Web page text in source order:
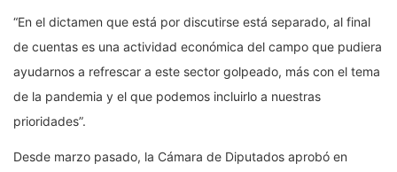
“En el dictamen que está por discutirse está separado, al final
de cuentas es una actividad económica del campo que pudiera
ayudarnos a refrescar a este sector golpeado, más con el tema
de la pandemia y el que podemos incluirlo a nuestras
prioridades”.
Desde marzo pasado, la Cámara de Diputados aprobó en